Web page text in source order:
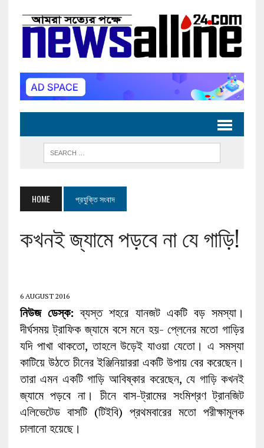
HOME প্রযুক্তি সংবাদ
কখনই জ্যামে পড়বে না যে গাড়ি!
6 AUGUST 2016
নিউজ ডেস্ক: ব্যস্ত শহরে যানজট একটি বড় সমস্যা।
দীর্ঘসময় ট্রাফিক জ্যামে বসে মনে হয়- প্লেনের মতো গাড়ির
যদি পাখা থাকতো, তাহলে উড়েই যাওয়া যেতো। এ সমস্যা
কাটিয়ে উঠতে চীনের ইঞ্জিনিয়াররা একটি উপায় বের করেছেন।
তারা এমন একটি গাড়ি আবিষ্কার করেছেন, যে গাড়ি কখনই
জ্যামে পড়বে না। চীনে বাস-ট্রামের সংমিশ্রণ ট্রানজিট
এলিভেটেড বাসটি (টিইবি) প্রথমবারের মতো পরীক্ষামূলক
চালানো হয়েছে।